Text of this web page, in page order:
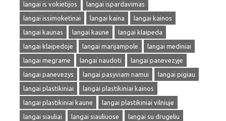
langai is vokietijos
langai ispardavimas
langai issimoketinai
langai kaina
langai kainos
langai kaunas
langai kaune
langai klaipeda
langai klaipedoje
langai marijampole
langai mediniai
langai megrame
langai naudoti
langai panevezyje
langai panevezys
langai pasyviam namui
langai pigiau
langai plastikiniai
langai plastikiniai kainos
langai plastikiniai kaune
langai plastikiniai vilniuje
langai siauliai
langai siauliuose
langai su drugeliu